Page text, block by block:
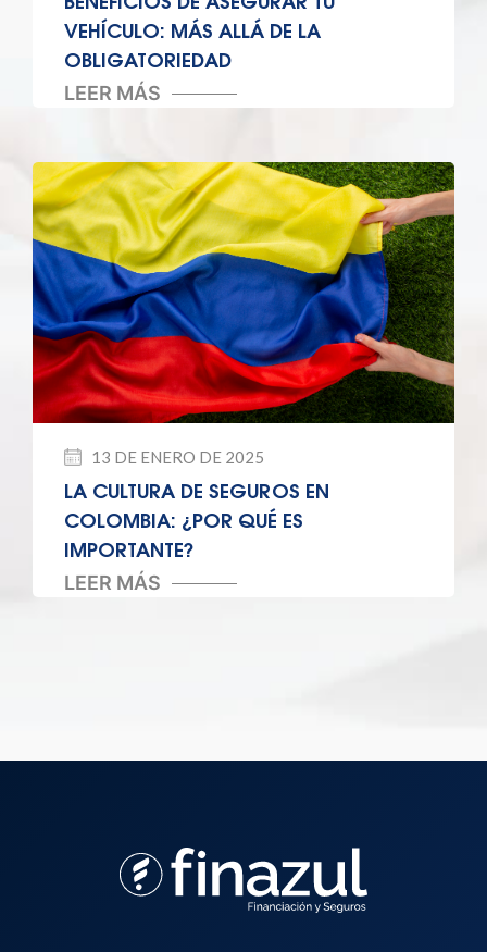
BENEFICIOS DE ASEGURAR TU
VEHÍCULO: MÁS ALLÁ DE LA
OBLIGATORIEDAD
LEER MÁS
13 DE ENERO DE 2025
LA CULTURA DE SEGUROS EN
COLOMBIA: ¿POR QUÉ ES
IMPORTANTE?
LEER MÁS